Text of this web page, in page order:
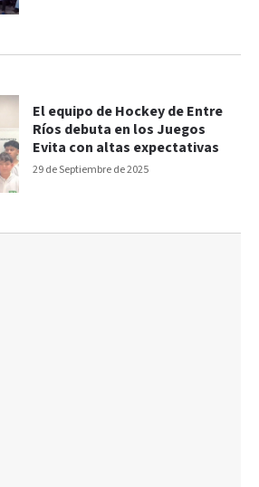
29 de Septiembre de 2025
El equipo de Hockey de Entre
Ríos debuta en los Juegos
Evita con altas expectativas